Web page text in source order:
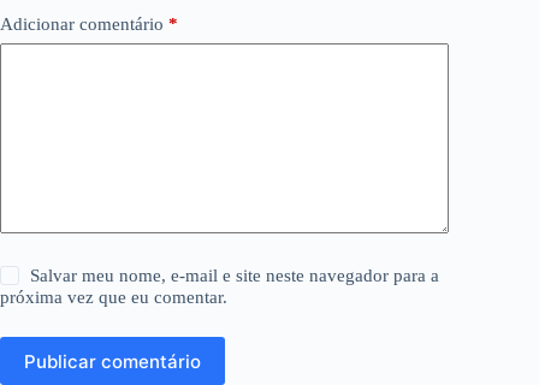
Adicionar comentário *
Salvar meu nome, e-mail e site neste navegador para a
próxima vez que eu comentar.
Publicar comentário